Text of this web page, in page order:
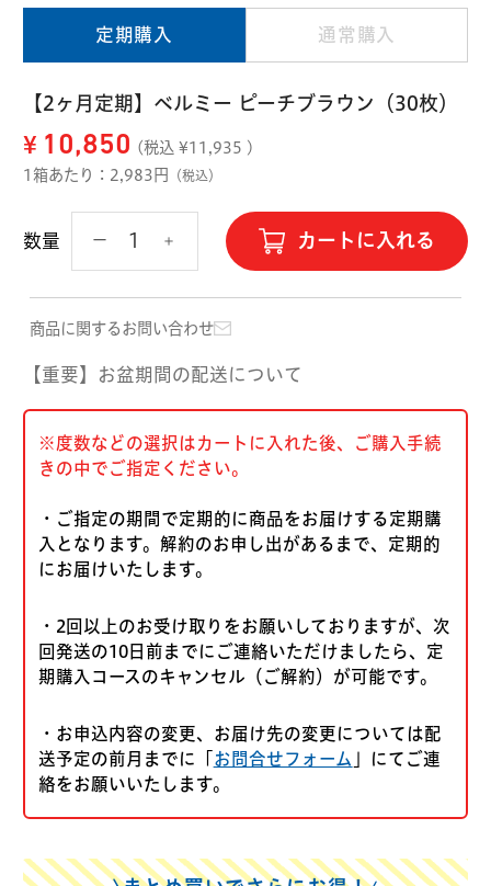
定期購入 通常購入
【2ヶ月定期】ベルミー ピーチブラウン（30枚）
¥ 10,850 (税込 ¥11,935 )
1箱あたり：2,983円
（税込）
数量 カートに入れる
商品に関するお問い合わせ
【重要】お盆期間の配送について
※度数などの選択はカートに入れた後、ご購入手続
きの中でご指定ください。
・ご指定の期間で定期的に商品をお届けする定期購
入となります。解約のお申し出があるまで、定期的
にお届けいたします。
・2回以上のお受け取りをお願いしておりますが、次
回発送の10日前までにご連絡いただけましたら、定
期購入コースのキャンセル（ご解約）が可能です。
・お申込内容の変更、お届け先の変更については配
送予定の前月までに「お問合せフォーム 」にてご連
絡をお願いいたします。